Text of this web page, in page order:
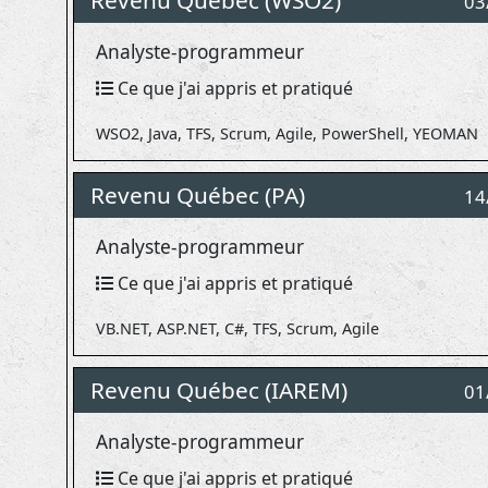
Analyste-programmeur
Ce que j'ai appris et pratiqué
WSO2, Java, TFS, Scrum, Agile, PowerShell, YEOMAN
Revenu Québec (PA)
Analyste-programmeur
Ce que j'ai appris et pratiqué
VB.NET, ASP.NET, C#, TFS, Scrum, Agile
Revenu Québec (IAREM)
Analyste-programmeur
Ce que j'ai appris et pratiqué